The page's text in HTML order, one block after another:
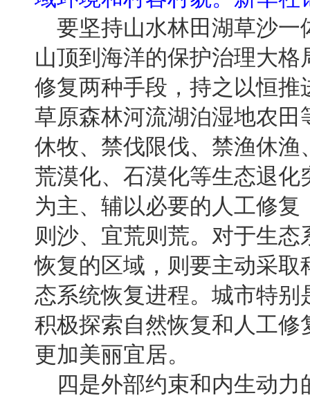
要坚持山水林田湖草沙
山顶到海洋的保护治理大
修复两种手段，持之以恒
草原森林河流湖泊湿地农
休牧、禁伐限伐、禁渔休
荒漠化、石漠化等生态退
为主、辅以必要的人工修
则沙、宜荒则荒。对于生
恢复的区域，则要主动采
态系统恢复进程。城市特
积极探索自然恢复和人工
更加美丽宜居。
四是外部约束和内生动